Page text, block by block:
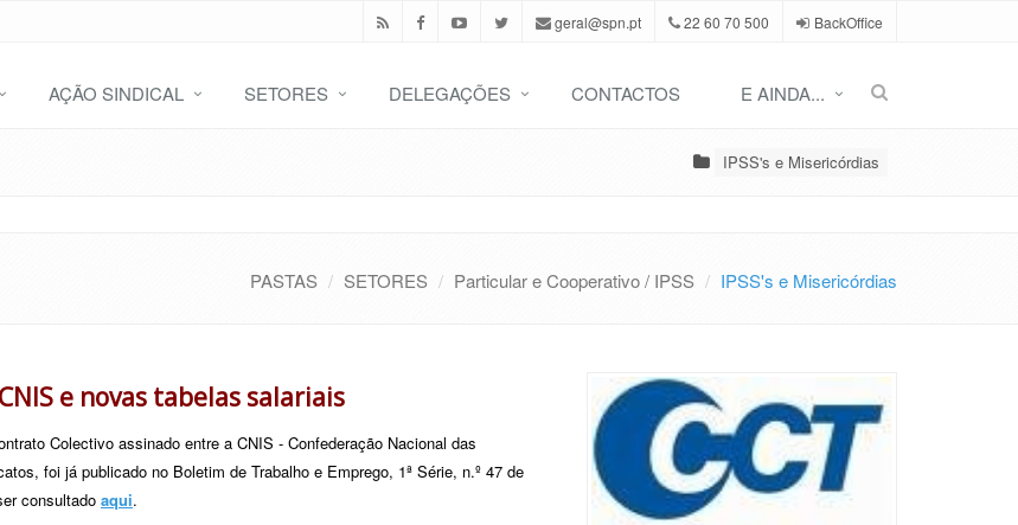
geral@spn.pt 22 60 70 500 BackOffice
AÇÃO SINDICAL SETORES DELEGAÇÕES CONTACTOS E AINDA...
IPSS's e Misericórdias
PASTAS SETORES Particular e Cooperativo / IPSS IPSS's e Misericórdias
e novas tabelas salariais
Colectivo assinado entre a CNIS - Confederação Nacional das
foi já publicado no Boletim de Trabalho e Emprego, 1ª Série, n.º 47 de
consultado aqui.